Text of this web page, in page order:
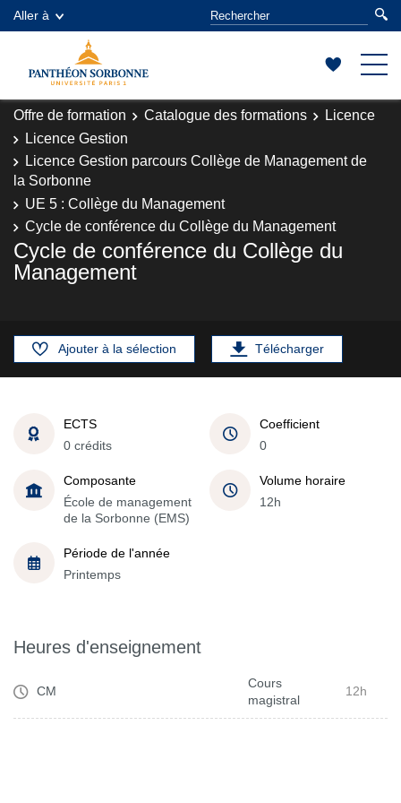
Aller à
Offre de formation Catalogue des formations
Licence
Licence Gestion
Licence Gestion parcours Collège de Management de
la Sorbonne
UE 5 : Collège du Management
Cycle de conférence du Collège du Management
Cycle de conférence du Collège du
Management
Ajouter à la sélection Télécharger
ECTS
0 crédits
Coefficient
0
Composante
École de management
de la Sorbonne (EMS)
Volume horaire
12h
Période de l'année
Printemps
Heures d'enseignement
CM
Cours
magistral
12h